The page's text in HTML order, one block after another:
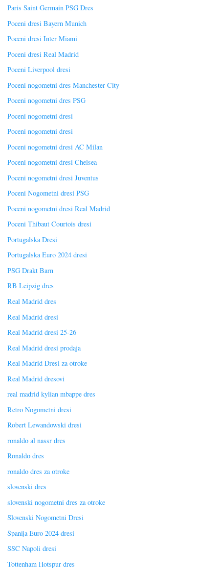
Paris Saint Germain PSG Dres
Poceni dresi Bayern Munich
Poceni dresi Inter Miami
Poceni dresi Real Madrid
Poceni Liverpool dresi
Poceni nogometni dres Manchester City
Poceni nogometni dres PSG
Poceni nogometni dresi
Poceni nogometni dresi
Poceni nogometni dresi AC Milan
Poceni nogometni dresi Chelsea
Poceni nogometni dresi Juventus
Poceni Nogometni dresi PSG
Poceni nogometni dresi Real Madrid
Poceni Thibaut Courtois dresi
Portugalska Dresi
Portugalska Euro 2024 dresi
PSG Drakt Barn
RB Leipzig dres
Real Madrid dres
Real Madrid dresi
Real Madrid dresi 25-26
Real Madrid dresi prodaja
Real Madrid Dresi za otroke
Real Madrid dresovi
real madrid kylian mbappe dres
Retro Nogometni dresi
Robert Lewandowski dresi
ronaldo al nassr dres
Ronaldo dres
ronaldo dres za otroke
slovenski dres
slovenski nogometni dres za otroke
Slovenski Nogometni Dresi
Španija Euro 2024 dresi
SSC Napoli dresi
Tottenham Hotspur dres